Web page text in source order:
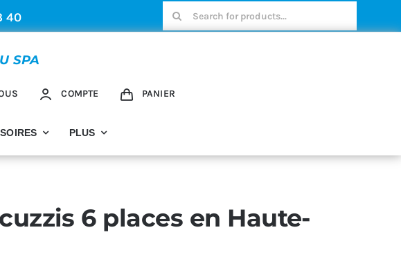
40 Rechercher:
SPA
COMPTE PANIER
PLUS
6 places en Haute-